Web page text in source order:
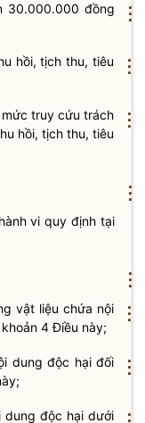
30.000.000 đồng
hồi, tịch thu, tiêu
truy cứu trách
hồi, tịch thu, tiêu
vi quy định tại
vật liệu chứa nội
4 Điều này;
dung độc hại đối
dung độc hại dưới
⋮
⋮
⋮
⋮
⋮
⋮
⋮